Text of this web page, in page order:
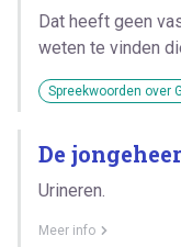
Dat heeft geen
weten te vinden
Spreekwoorden over
De
Urineren.
Meer info